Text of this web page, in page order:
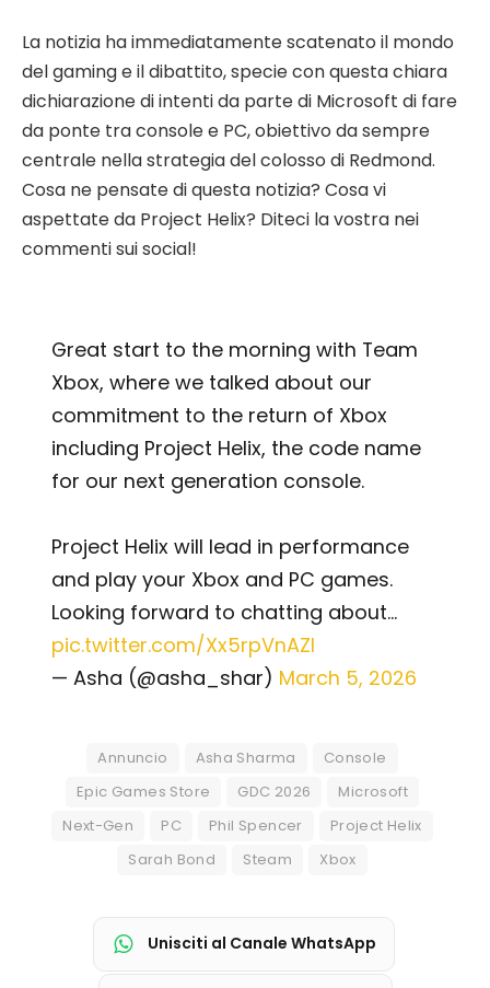
La notizia ha immediatamente scatenato il mondo
del gaming e il dibattito, specie con questa chiara
dichiarazione di intenti da parte di Microsoft di fare
da ponte tra console e PC, obiettivo da sempre
centrale nella strategia del colosso di Redmond.
Cosa ne pensate di questa notizia? Cosa vi
aspettate da Project Helix? Diteci la vostra nei
commenti sui social!
Great start to the morning with Team
Xbox, where we talked about our
commitment to the return of Xbox
including Project Helix, the code name
for our next generation console.
Project Helix will lead in performance
and play your Xbox and PC games.
Looking forward to chatting about…
pic.twitter.com/Xx5rpVnAZI
— Asha (@asha_shar) March 5, 2026
Annuncio Asha Sharma
Console
Epic Games Store
GDC 2026
Microsoft
Next-Gen
PC Phil Spencer
Project Helix
Sarah Bond
Steam Xbox
Unisciti al Canale WhatsApp